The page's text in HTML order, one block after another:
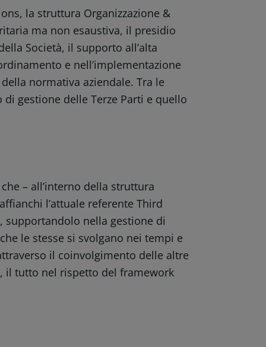
la struttura Organizzazione &
ma non esaustiva, il presidio
Società, il supporto all’alta
e nell’implementazione
normativa aziendale. Tra le
gestione delle Terze Parti e quello
– all’interno della struttura
l’attuale referente Third
supportandolo nella gestione di
le stesse si svolgano nei tempi e
il coinvolgimento delle altre
il tutto nel rispetto del framework